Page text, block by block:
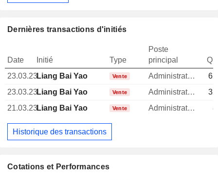
Cotations et Performances
Dernières transactions d'initiés
Date Initié Type
Poste
principal
23.03.23Liang Bai Yao Vente Administrateur
23.03.23Liang Bai Yao Vente Administrateur
21.03.23Liang Bai Yao Vente Administrateur
Historique des transactions